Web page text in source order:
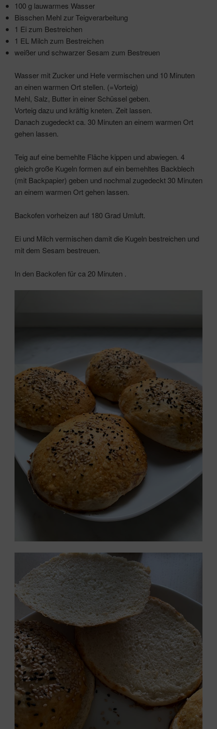
100 g lauwarmes Wasser
Bisschen Mehl zur Teigverarbeitung
1 Ei zum Bestreichen
1 EL Milch zum Bestreichen
weißer und schwarzer Sesam zum Bestreuen
Wasser mit Zucker und Hefe vermischen und 10 Minuten
an einen warmen Ort stellen. (=Vorteig)
Mehl, Salz, Butter in einer Schüssel geben.
Vorteig dazu und kräftig kneten. Zeit lassen.
Danach zugedeckt ca. 30 Minuten an einem warmen Ort
gehen lassen.
Teig auf eine bemehlte Fläche kippen und abwiegen. 4
gleich große Kugeln formen auf ein bemehltes Backblech
(mit Backpapier) geben und nochmal zugedeckt 30 Minuten
an einem warmen Ort gehen lassen.
Backofen vorheizen auf 180 Grad Umluft.
Ei und Milch vermischen damit die Kugeln bestreichen und
mit dem Sesam bestreuen.
In den Backofen für ca 20 Minuten .